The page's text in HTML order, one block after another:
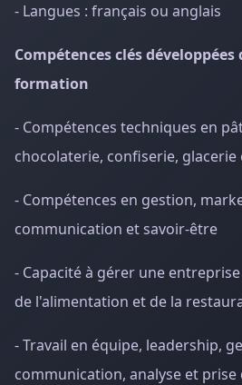
- Langues : français ou anglais
Compétences clés
formation
- Compétences techniques en
chocolaterie, confiserie,
- Compétences en gestion,
communication et savoir-être
- Capacité à gérer une
de l'alimentation et de la
- Travail en équipe, leadership,
communication, analyse et prise